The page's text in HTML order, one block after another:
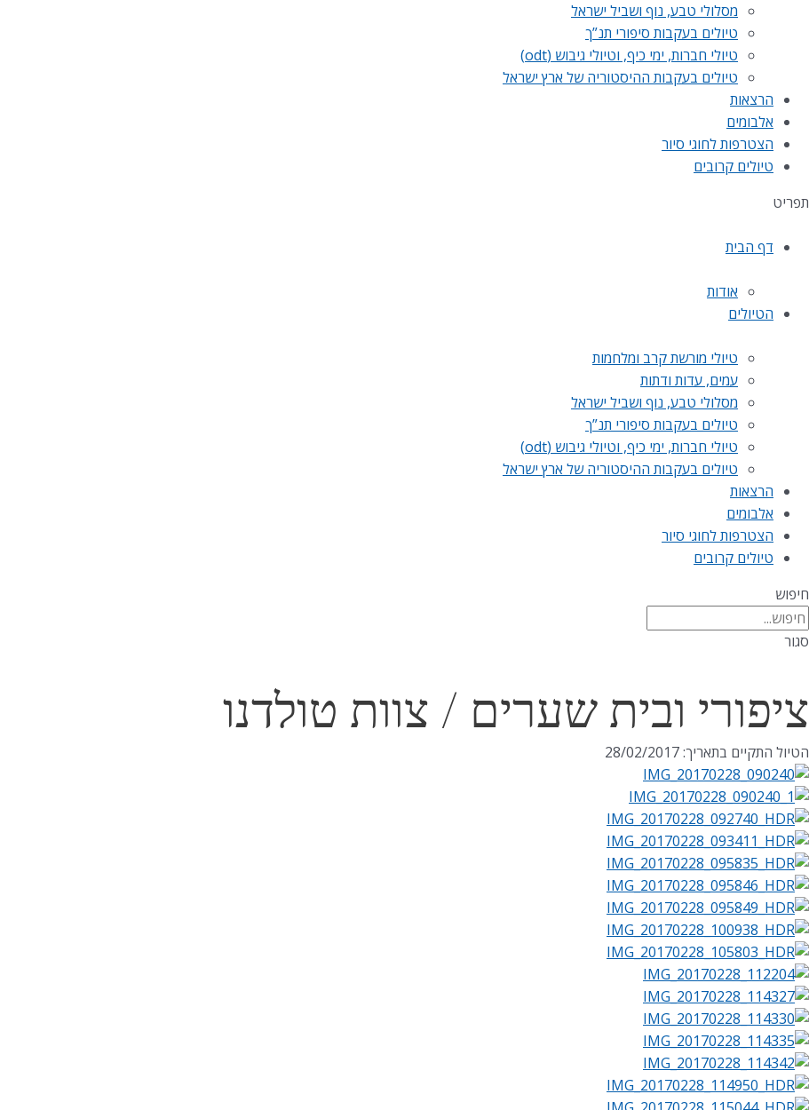
מסלולי טבע, נוף ושביל ישראל
טיולים בעקבות סיפורי תנ”ך
טיולי חברות, ימי כיף, וטיולי גיבוש (odt)
טיולים בעקבות ההיסטוריה של ארץ ישראל
הרצאות
אלבומים
הצטרפות לחוגי סיור
טיולים קרובים
תפריט
דף הבית
אודות
הטיולים
טיולי מורשת קרב ומלחמות
עמים, עדות ודתות
מסלולי טבע, נוף ושביל ישראל
טיולים בעקבות סיפורי תנ”ך
טיולי חברות, ימי כיף, וטיולי גיבוש (odt)
טיולים בעקבות ההיסטוריה של ארץ ישראל
הרצאות
אלבומים
הצטרפות לחוגי סיור
טיולים קרובים
חיפוש
סגור
ציפורי ובית שערים / צוות טולדנו
הטיול התקיים בתאריך: 28/02/2017